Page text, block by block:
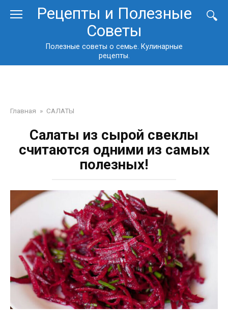
Рецепты и Полезные
Советы
Полезные советы о семье. Кулинарные
рецепты.
Главная » САЛАТЫ
Салаты из сырой свеклы
считаются одними из самых
полезных!